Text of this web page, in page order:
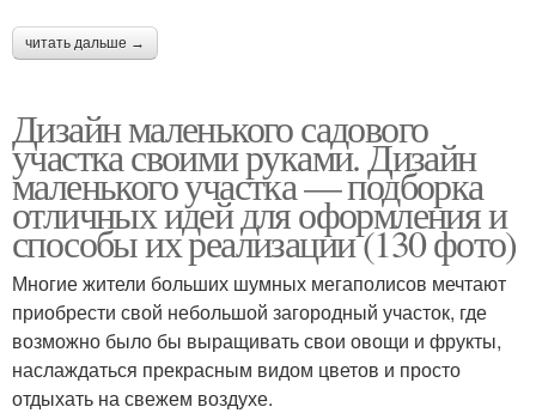
читать дальше →
Дизайн маленького садового
участка своими руками. Дизайн
маленького участка — подборка
отличных идей для оформления и
способы их реализации (130 фото)
Многие жители больших шумных мегаполисов мечтают
приобрести свой небольшой загородный участок, где
возможно было бы выращивать свои овощи и фрукты,
наслаждаться прекрасным видом цветов и просто
отдыхать на свежем воздухе.